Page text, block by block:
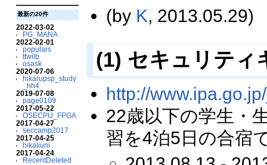
最新の20件
2022-03-02
PG_MANA
2022-02-01
populars
ttwilb
osask
2020-07-06
hikarupsp_study
_hh4
2019-07-08
page0109
2017-05-22
OSECPU_FPGA
2017-04-27
seccamp2017
2017-04-25
hikalium
2017-04-24
RecentDeleted
(by K, 2013.05.29)
(1) セキュリティ
http://
22歳以下の学生・
習を4泊5日の合宿